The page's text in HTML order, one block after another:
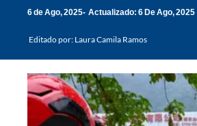
6 de Ago, 2025 Actualizado: 6 De Ago, 2025
Editado por: Laura Camila Ramos